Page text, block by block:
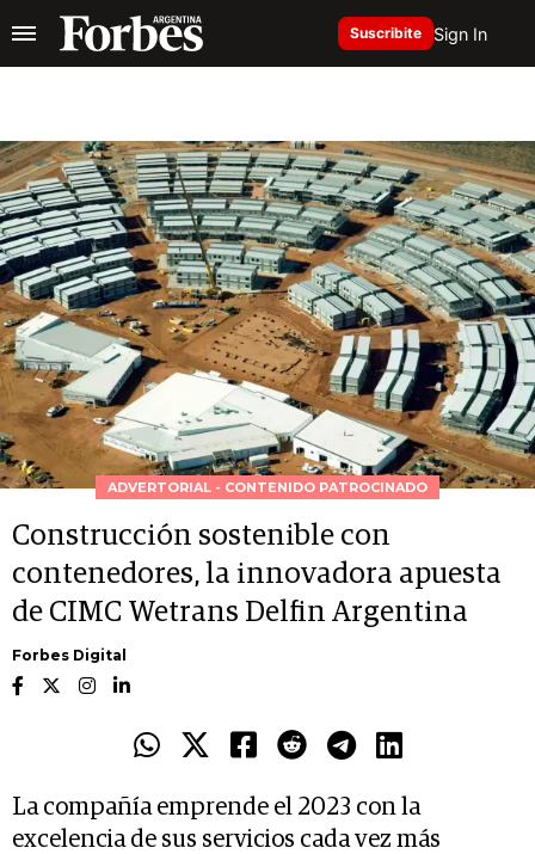
Suscribite Sign In
ADVERTORIAL - CONTENIDO PATROCINADO
Construcción sostenible con
contenedores, la innovadora apuesta
de CIMC Wetrans Delfin Argentina
Forbes Digital
La compañía emprende el 2023 con la
excelencia de sus servicios cada vez más